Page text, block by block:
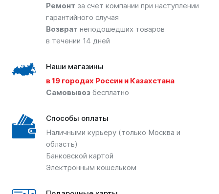
Ремонт за счёт компании при наступлении
гарантийного случая
Возврат неподошедших товаров
в течении 14 дней
Наши магазины
в 19 городах России и Казахстана
Самовывоз бесплатно
Способы оплаты
Наличными курьеру (только Москва и
область)
Банковской картой
Электронным кошельком